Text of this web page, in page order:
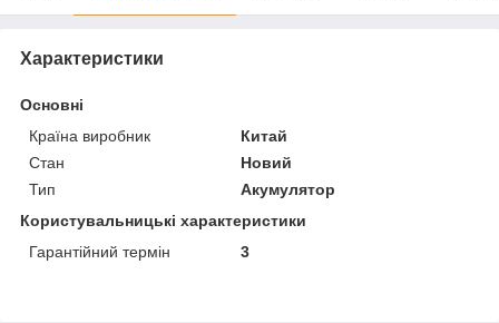
Характеристики
Основні
Країна виробник
Китай
Стан
Новий
Тип
Акумулятор
Користувальницькі характеристики
Гарантійний термін
3